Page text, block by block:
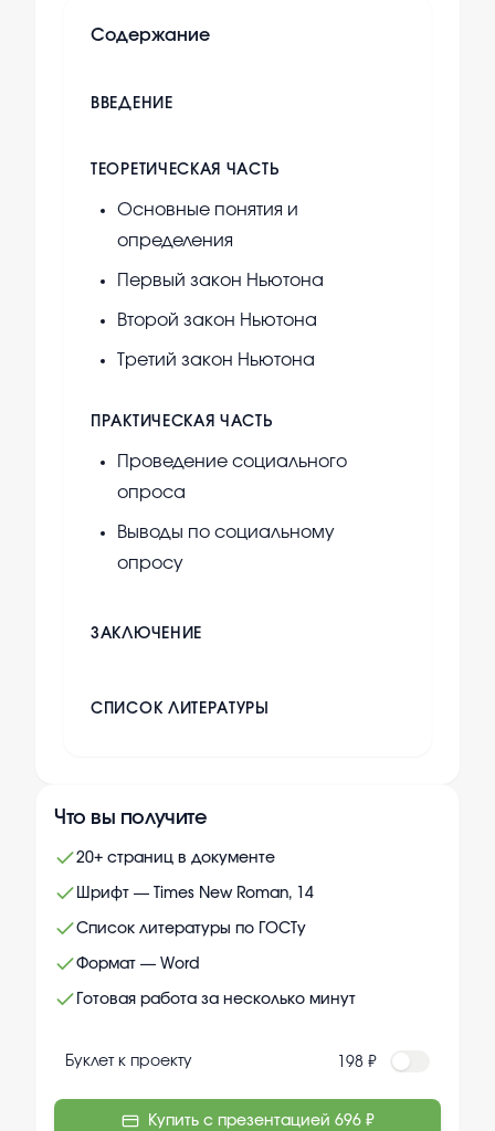
Содержание
ВВЕДЕНИЕ
ТЕОРЕТИЧЕСКАЯ ЧАСТЬ
Основные понятия и
определения
Первый закон Ньютона
Второй закон Ньютона
Третий закон Ньютона
ПРАКТИЧЕСКАЯ ЧАСТЬ
Проведение социального
опроса
Выводы по социальному
опросу
ЗАКЛЮЧЕНИЕ
СПИСОК ЛИТЕРАТУРЫ
Что вы получите
20+ страниц в документе
Шрифт — Times New Roman, 14
Список литературы по ГОСТу
Формат — Word
Готовая работа за несколько минут
Буклет к проекту 198 ₽
Купить с презентацией 696 ₽